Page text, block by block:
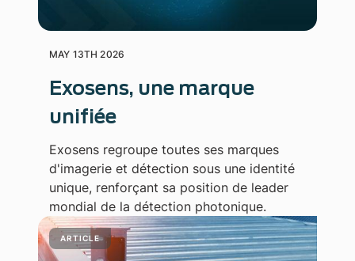
MAY 13TH 2026
Exosens, une marque
unifiée
Exosens regroupe toutes ses marques
d'imagerie et détection sous une identité
unique, renforçant sa position de leader
mondial de la détection photonique.
ARTICLE